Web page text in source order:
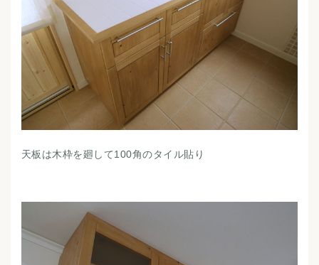
天板は木枠を廻して100角のタイル貼り